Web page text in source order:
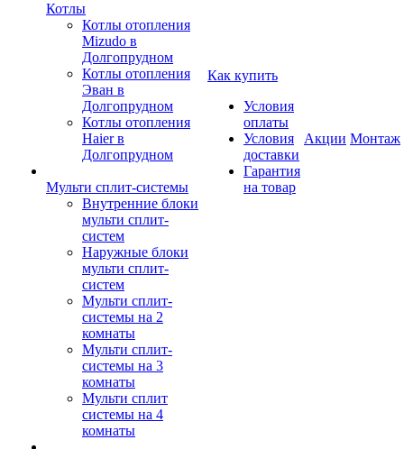
Котлы
Котлы отопления
Mizudo в
Долгопрудном
Котлы отопления
Эван в
Долгопрудном
Котлы отопления
Haier в
Долгопрудном
Мульти сплит-системы
Внутренние блоки
мульти сплит-
систем
Наружные блоки
мульти сплит-
систем
Мульти сплит-
системы на 2
комнаты
Мульти сплит-
системы на 3
комнаты
Мульти сплит
системы на 4
комнаты
Как купить
Условия
оплаты
Условия
доставки
Гарантия
на товар
Акции Монтаж